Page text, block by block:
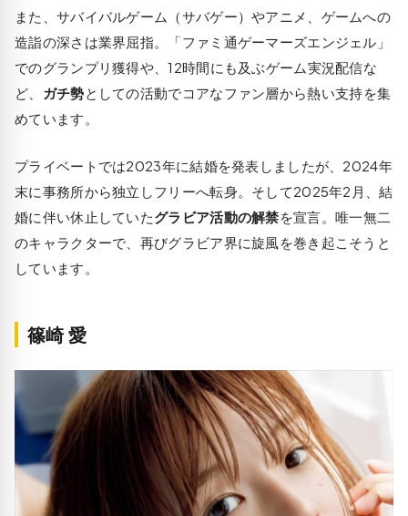
また、サバイバルゲーム（サバゲー）やアニメ、ゲームへの
造詣の深さは業界屈指。「ファミ通ゲーマーズエンジェル」
でのグランプリ獲得や、12時間にも及ぶゲーム実況配信な
ど、
ガチ勢としての活動でコアなファン層から熱い支持を集
めています。
プライベートでは2023年に結婚を発表しましたが、2024年
末に事務所から独立しフリーへ転身。そして2025年2月、結
婚に伴い休止していたグラビア活動の解禁を宣言。唯一無二
のキャラクターで、再びグラビア界に旋風を巻き起こそうと
しています。
篠崎 愛